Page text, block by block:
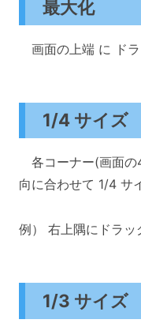
最大化
画面の上端 に ド
1/4 サイズ
各コーナー(画面の
向に合わせて 1/4 サ
例） 右上隅にドラ
1/3 サイズ